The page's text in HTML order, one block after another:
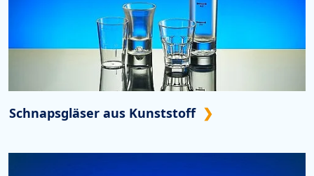
Schnapsgläser aus Kunststoff